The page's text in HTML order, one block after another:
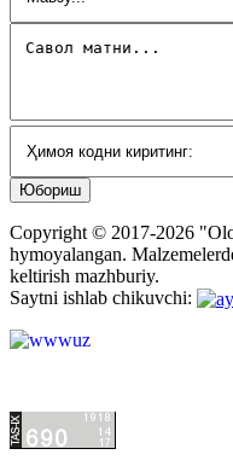
Copyright © 2017-2026
hymoyalangan.
keltirish mazhburiy.
Saytni ishlab chikuvchi: